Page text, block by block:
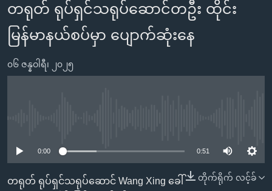
များ
ပင်မ
သို့
စာမျက်နှာ
နိုင်ငံတကာ
အမေရိကန်
အစ္စရေး-ပါလက်စတိုင်း
ဗွီဒီယို
သတင်းလွတ်လပ်ခွင့်
ရပ်ဝန်းတခု လမ်းတခု အလွန်
အင်္ဂလိပ်စာလေ့လာမယ်
တရုတ် ရုပ်ရှင်သရုပ်ဆောင်တဦး ထိုင်း
မြန်မာနယ်စပ်မှာ ပျောက်ဆုံးနေ
၀၆ ဇန္နဝါရီ၊ ၂၀၂၅
0:00 0:51
တိုက်ရိုက် လင့်ခ်
တရုတ် ရုပ်ရှင်သရုပ်ဆောင် Wang Xing ခေါ်